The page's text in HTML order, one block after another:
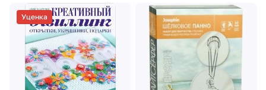
Уценка